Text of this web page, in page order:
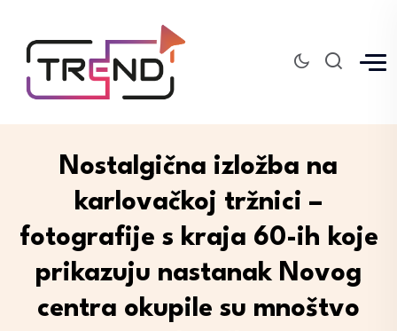
Nostalgična izložba na
karlovačkoj tržnici –
fotografije s kraja 60-ih koje
prikazuju nastanak Novog
centra okupile su mnoštvo